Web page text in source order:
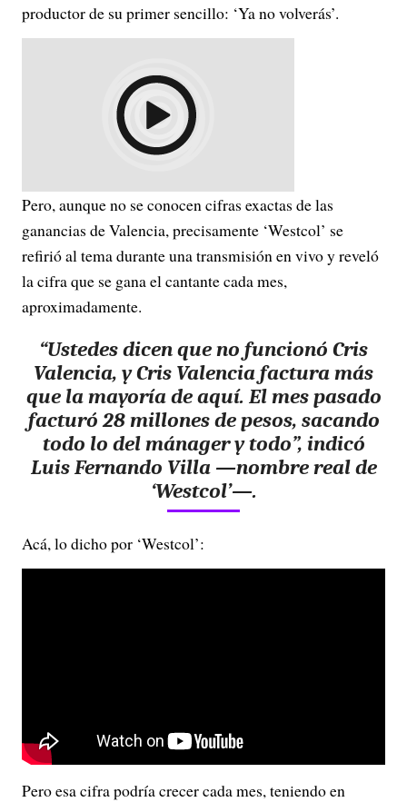
productor de su primer sencillo: ‘Ya no volverás’.
Pero, aunque no se conocen cifras exactas de las
ganancias de Valencia, precisamente ‘Westcol’ se
refirió al tema durante una transmisión en vivo y reveló
la cifra que se gana el cantante cada mes,
aproximadamente.
“Ustedes dicen que no funcionó Cris
Valencia, y Cris Valencia factura más
que la mayoría de aquí. El mes pasado
facturó 28 millones de pesos, sacando
todo lo del mánager y todo”, indicó
Luis Fernando Villa —nombre real de
‘Westcol’—.
Acá, lo dicho por ‘Westcol’:
Pero esa cifra podría crecer cada mes, teniendo en